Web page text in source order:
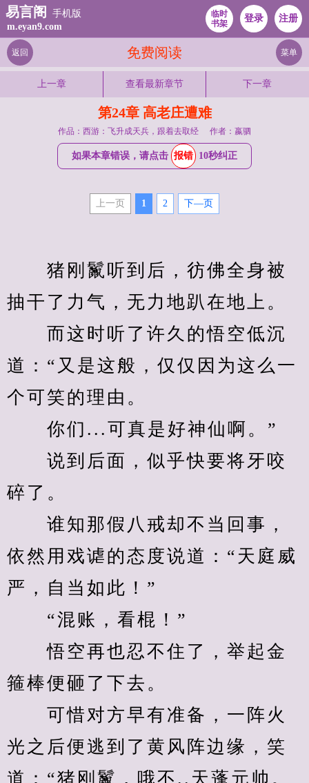
易言阁
手机版
m.eyan9.com
临时
书架
登录 注册
免费阅读
返回 菜单
上一章 查看最新章节 下一章
第24章 高老庄遭难
作品：西游：飞升成天兵，跟着去取经 作者：嬴驷
如果本章错误，请点击 报错 10秒纠正
上一页 1 2 下—页
猪刚鬣听到后，彷佛全身被
抽干了力气，无力地趴在地上。
而这时听了许久的悟空低沉
道：“又是这般，仅仅因为这么一
个可笑的理由。
你们...可真是好神仙啊。”
说到后面，似乎快要将牙咬
碎了。
谁知那假八戒却不当回事，
依然用戏谑的态度说道：“天庭威
严，自当如此！”
“混账，看棍！”
悟空再也忍不住了，举起金
箍棒便砸了下去。
可惜对方早有准备，一阵火
光之后便逃到了黄风阵边缘，笑
道：“猪刚鬣，哦不..天蓬元帅。